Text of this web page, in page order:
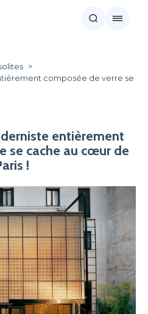
composée de verre se
entièrement
se cache au cœur de
!